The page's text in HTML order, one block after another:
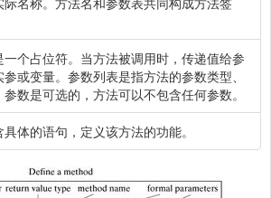
一个占位符。当方法被调用时，传递值给参
或变量。参数列表是指方法的参数类型、
数是可选的，方法可以不包含任何参数。
体的语句，定义该方法的功能。